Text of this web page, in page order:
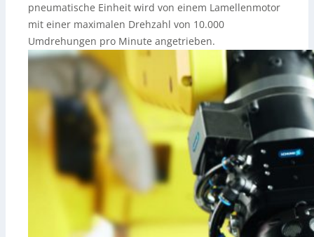
pneumatische Einheit wird von einem Lamellenmotor
mit einer maximalen Drehzahl von 10.000
Umdrehungen pro Minute angetrieben.